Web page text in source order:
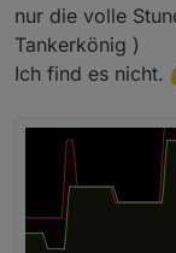
nur die volle
Tankerkönig )
Ich find es nicht.